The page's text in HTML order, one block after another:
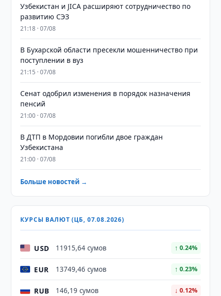
Узбекистан и JICA расширяют сотрудничество по
развитию СЭЗ
21:18 · 07/08
В Бухарской области пресекли мошенничество при
поступлении в вуз
21:15 · 07/08
Сенат одобрил изменения в порядок назначения
пенсий
21:00 · 07/08
В ДТП в Мордовии погибли двое граждан
Узбекистана
21:00 · 07/08
Больше новостей →
КУРСЫ ВАЛЮТ (ЦБ, 07.08.2026)
USD 11915,64 сумов ↑ 0.24%
EUR 13749,46 сумов ↑ 0.23%
RUB 146,19 сумов ↓ 0.12%